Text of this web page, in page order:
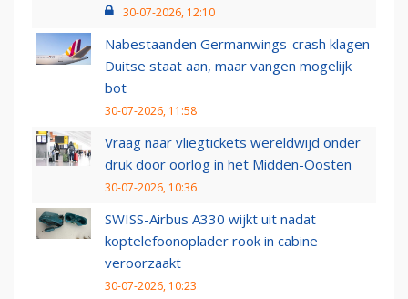
30-07-2026, 12:10
Nabestaanden Germanwings-crash klagen
Duitse staat aan, maar vangen mogelijk
bot
30-07-2026, 11:58
Vraag naar vliegtickets wereldwijd onder
druk door oorlog in het Midden-Oosten
30-07-2026, 10:36
SWISS-Airbus A330 wijkt uit nadat
koptelefoonoplader rook in cabine
veroorzaakt
30-07-2026, 10:23